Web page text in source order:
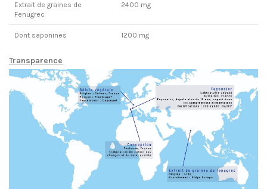
Extrait de graines de
Fenugrec
2400 mg
Dont saponines 1200 mg
Transparence